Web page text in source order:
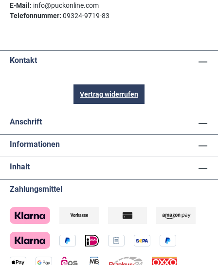
E-Mail: info@puckonline.com
Telefonnummer: 09324-9719-83
Kontakt
Vertrag widerrufen
Anschrift
Informationen
Inhalt
Zahlungsmittel